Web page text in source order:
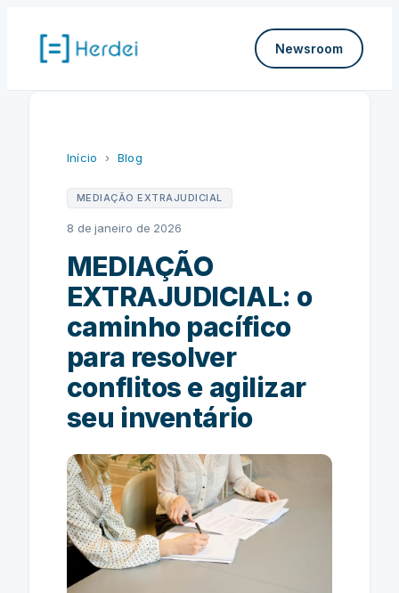
Newsroom
Início › Blog
MEDIAÇÃO EXTRAJUDICIAL
8 de janeiro de 2026
MEDIAÇÃO
EXTRAJUDICIAL: o
caminho pacífico
para resolver
conflitos e agilizar
seu inventário